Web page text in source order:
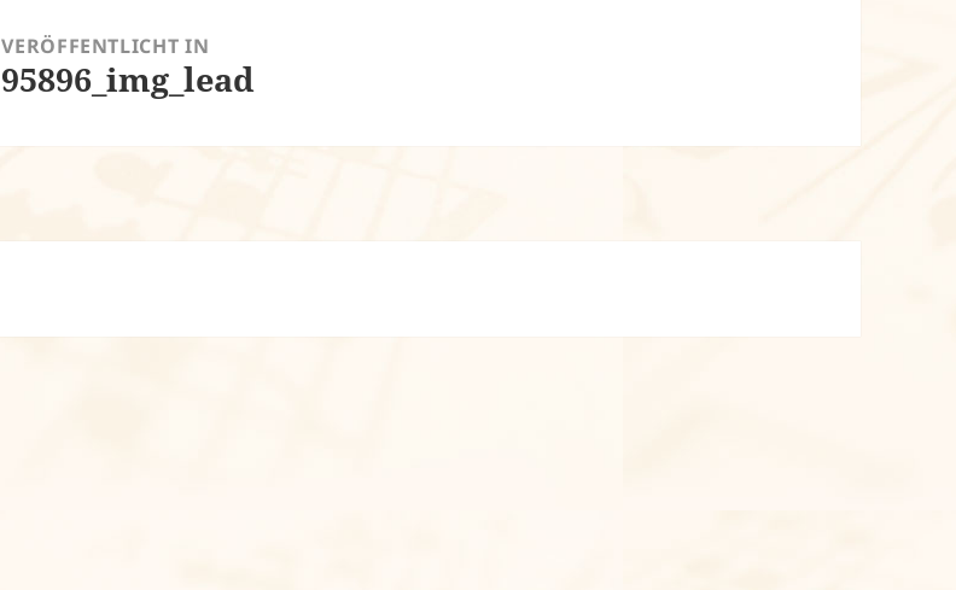
VERÖFFENTLICHT IN
95896_img_lead